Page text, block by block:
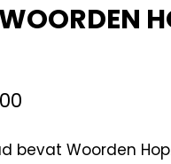
bevat Woorden